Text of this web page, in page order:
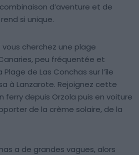
d’aventure et de
si unique.
vous cherchez une plage
peu fréquentée et
de Las Conchas sur l’île
à Lanzarote. Rejoignez cette
ferry depuis Orzola puis en voiture
de la crème solaire, de la
a de grandes vagues, alors